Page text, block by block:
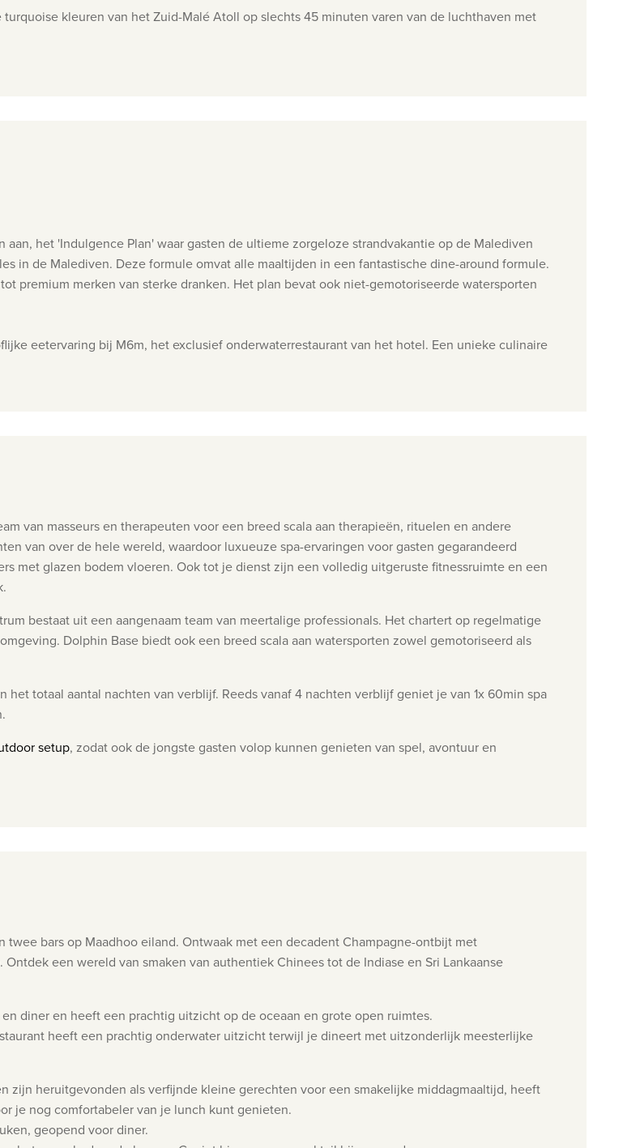
kleuren van het Zuid-Malé Atoll op slechts 45 minuten varen van de luchthaven met
het 'Indulgence Plan' waar gasten de ultieme zorgeloze strandvakantie op de Malediven
premium merken van sterke dranken. Het plan bevat ook niet-gemotoriseerde watersporten
eetervaring bij M6m, het exclusief onderwaterrestaurant van het hotel. Een unieke culinaire
van masseurs en therapeuten vooreen breed scala aan therapieën, rituelen en andere
van over de hele wereld, waardoor luxueuze spa-ervaringen voor gasten gegarandeerd
met glazen bodem vloeren. Ook tot je dienst zijn een volledig uitgeruste fitnessruimte en een
bestaat uit een aangenaam team van meertalige professionals. Het chartert op regelmatige
Dolphin Base biedt ook een breed scala aan watersporten zowel gemotoriseerd als
totaal aantal nachten van verblijf. Reeds vanaf 4 nachten verblijf geniet je van 1x 60min spa
setup, zodat ook de jongste gasten volop kunnen genieten van spel, avontuur en
twee bars op Maadhoo eiland. Ontwaak met een decadent Champagne-ontbijt met
een wereld van smaken van authentiek Chinees tot de Indiase en Sri Lankaanse
diner en heeft een prachtig uitzicht op de oceaan en grote open ruimtes.
heeft een prachtig onderwater uitzicht terwijl je dineert met uitzonderlijk meesterlijke
zijn heruitgevonden als verfijnde kleine gerechten voor een smakelijke middagmaaltijd, heeft
je nog comfortabeler van je lunch kunt genieten.
geopend voor diner.